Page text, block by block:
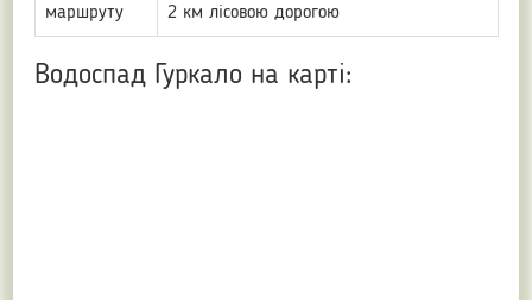
маршруту
2 км лісовою дорогою
Водоспад Гуркало на карті: